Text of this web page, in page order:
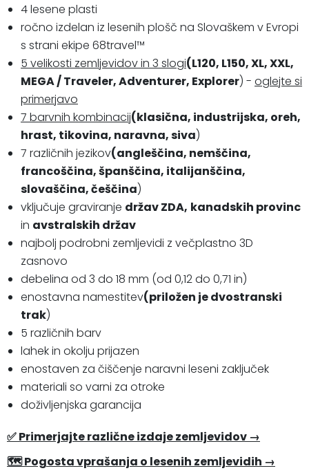
4 lesene plasti
ročno izdelan iz lesenih plošč na Slovaškem v Evropi
s strani ekipe 68travel™️
5 velikosti zemljevidov in 3 slogi(L120, L150, XL, XXL,
MEGA / Traveler, Adventurer, Explorer) - oglejte si
primerjavo
7 barvnih kombinacij(klasična, industrijska, oreh,
hrast, tikovina, naravna, siva)
7 različnih jezikov(angleščina, nemščina,
francoščina, španščina, italijanščina,
slovaščina, češčina)
vključuje graviranje držav ZDA, kanadskih provinc
in avstralskih držav
najbolj podrobni zemljevidi z večplastno 3D
zasnovo
debelina od 3 do 18 mm (od 0,12 do 0,71 in)
enostavna namestitev(priložen je dvostranski
trak)
5 različnih barv
lahek in okolju prijazen
enostaven za čiščenje naravni leseni zaključek
materiali so varni za otroke
doživljenjska garancija
✅ Primerjajte različne izdaje zemljevidov →
🗺 Pogosta vprašanja o lesenih zemljevidih →